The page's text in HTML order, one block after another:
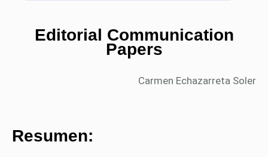
Editorial Communication
Papers
Carmen Echazarreta Soler
Resumen: